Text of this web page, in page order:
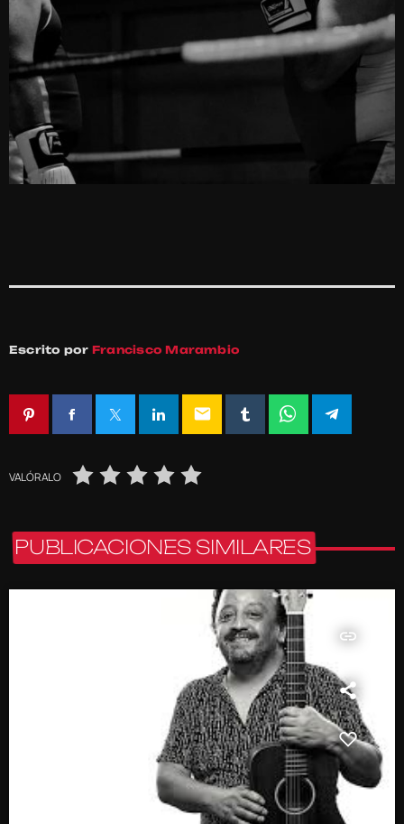
Escrito por Francisco Marambio
email
VALÓRALO
PUBLICACIONES SIMILARES
insert_link